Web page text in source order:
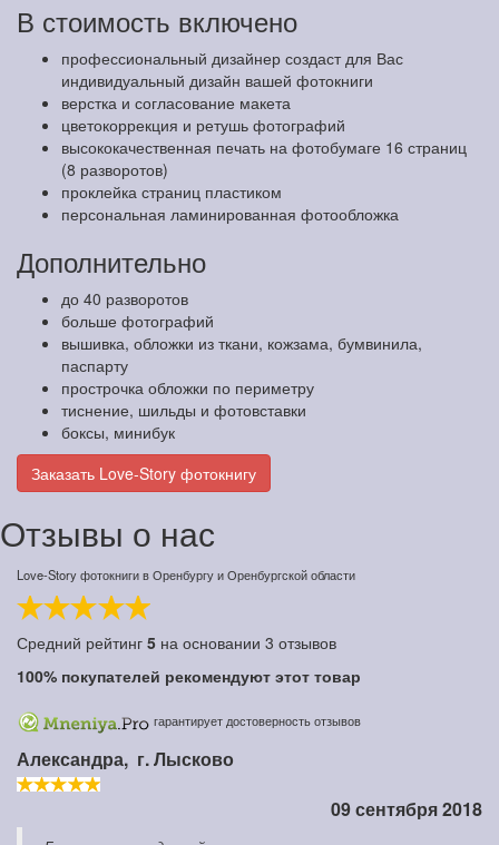
В стоимость включено
профессиональный дизайнер создаст для Вас
индивидуальный дизайн вашей фотокниги
верстка и согласование макета
цветокоррекция и ретушь фотографий
высококачественная печать на фотобумаге 16 страниц
(8 разворотов)
проклейка страниц пластиком
персональная ламинированная фотообложка
Дополнительно
до 40 разворотов
больше фотографий
вышивка, обложки из ткани, кожзама, бумвинила,
паспарту
прострочка обложки по периметру
тиснение, шильды и фотовставки
боксы, минибук
Заказать Love-Story фотокнигу
Отзывы о нас
Love-Story фотокниги в Оренбургу и Оренбургской области
Средний рейтинг 5 на основании 3 отзывов
100% покупателей рекомендуют этот товар
гарантирует достоверность отзывов
Александра, г. Лысково
09 сентября 2018